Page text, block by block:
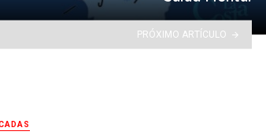
PRÓXIMO ARTÍCULO